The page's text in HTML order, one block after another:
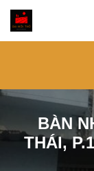
BÀN
THÁI,